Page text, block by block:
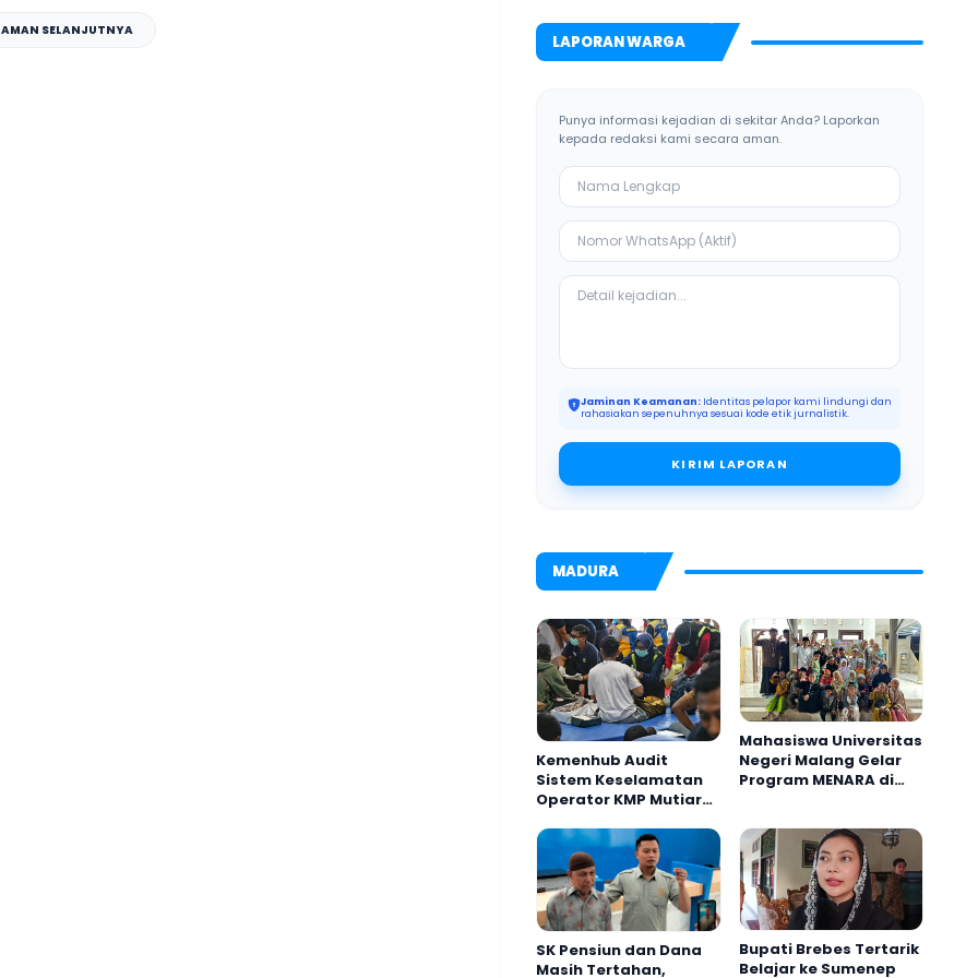
SELANJUTNYA
LAPORAN WARGA
Punya informasi kejadian di sekitar Anda? Laporkan
kepada redaksi kami secara aman.
Jaminan Keamanan: Identitas pelapor kami lindungi dan
rahasiakan sepenuhnya sesuai kode etik jurnalistik.
KIRIM LAPORAN
MADURA
Kemenhub Audit
Sistem Keselamatan
Operator KMP Mutiara
Mahasiswa Universitas
Negeri Malang Gelar
Program MENARA di
SK Pensiun dan Dana
Masih Tertahan,
Bupati Brebes Tertarik
Belajar ke Sumenep